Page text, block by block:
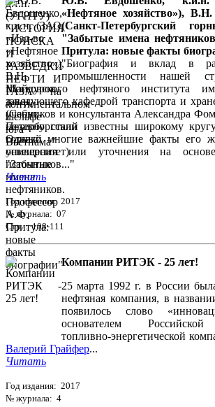
«Нефтяное хозяйство»),
(Санкт-Петербургский
"Забытые имена
Притула: новые факты
"Биография и вклад в
промышленности нашей
Московского нефтяного института
заведующего кафедрой транспорта и
учебников и консультанта Александра
недавно стали известны широкому
Однако многие важнейшие факты его
освещения или уточнения на
источников..."
Читать
Год издания: 2017
№ журнала: 07
Стр. : 108-111
Компании РИТЭК - 25 лет!
25 марта 1992 г. в России
нефтяная компания, в
появилось слово
основателем
топливно-энергетической
Валерий Грайфер...
Читать
Год издания: 2017
№ журнала: 4